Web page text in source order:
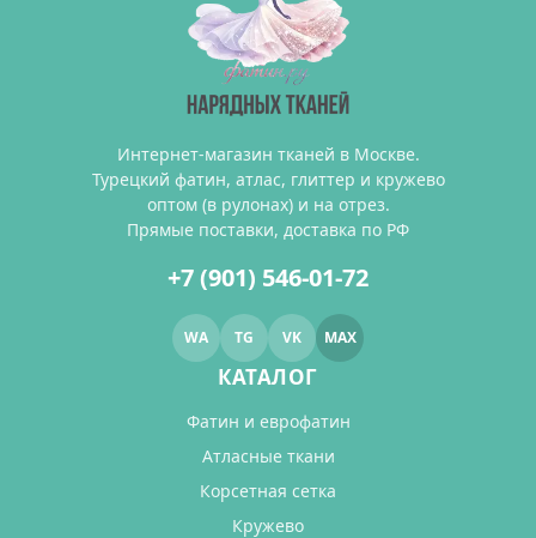
Интернет-магазин тканей в Москве.
Турецкий фатин, атлас, глиттер и кружево
оптом (в рулонах) и на отрез.
Прямые поставки, доставка по РФ
+7 (901) 546-01-72
WA TG VK MAX
КАТАЛОГ
Фатин и еврофатин
Атласные ткани
Корсетная сетка
Кружево